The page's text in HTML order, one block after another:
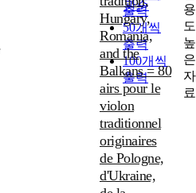
관순
출력
50개씩
출력
100개씩
출력
Hungary,
Romania,
and the
Balkans = 80
airs pour le
violon
traditionnel
originaires
de Pologne,
d'Ukraine,
용
도
높
은
자
료